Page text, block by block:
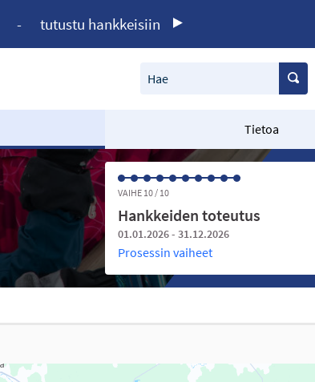
- tutustu hankkeisiin
Hae
Tietoa
VAIHE 10 / 10
Hankkeiden toteutus
01.01.2026 - 31.12.2026
Prosessin vaiheet
ruudunlukijalla, mutta se voi olla vaikeaselkoinen.